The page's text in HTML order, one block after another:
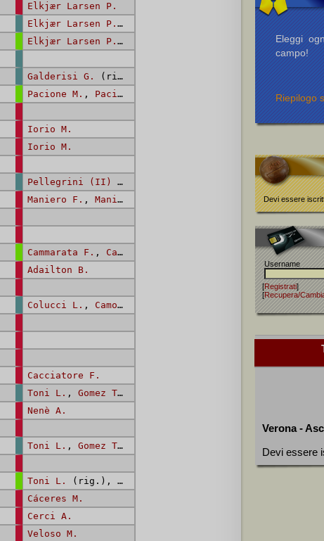
Elkjær Larsen P.
Elkjær Larsen P.
(rig.)
Elkjær Larsen P.
(rig.),
Elkjær Larsen P.
Galderisi G.
(rig.), AUTORETE
Pacione M. , Pacione M.
Iorio M.
Iorio M.
Pellegrini (II) D.
Pellegrini (II) D.
Maniero F. , Maniero F.
Cammarata F. , Cammarata F.
Adailton B.
Colucci L. , Camoranesi M.
Cacciatore F.
Toni L. , Gomez Taleb J.
Nenè A.
Toni L. , Gomez Taleb J.
Toni L. (rig.), Viviani F.
Cáceres M.
Cerci A.
Veloso M.
Eleggi
campo!
Riepilogo
Devi essere
Username
[Registrati]
[Recupera/
Verona -
Devi essere